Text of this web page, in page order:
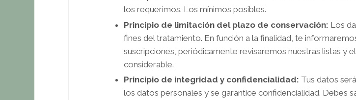
los requerimos. Los mínimos posibles.
Principio de limitación del plazo de conservación: Los
fines del tratamiento. En función a la finalidad, te
suscripciones, periódicamente revisaremos nuestras listas y
considerable.
Principio de integridad y confidencialidad: Tus datos
los datos personales y se garantice confidencialidad. Debes